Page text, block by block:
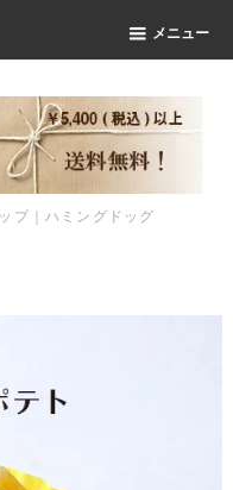
メニュー
プ｜ハミングドッグ